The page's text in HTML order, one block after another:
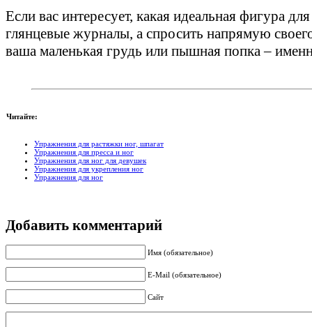
Если вас интересует, какая идеальная фигура
глянцевые журналы, а спросить напрямую
ваша маленькая грудь или пышная попка –
Читайте:
Упражнения для растяжки ног, шпагат
Упражнения для пресса и ног
Упражнения для ног для девушек
Упражнения для укрепления ног
Упражнения для ног
Добавить комментарий
Имя (обязательное)
E-Mail (обязательное)
Сайт